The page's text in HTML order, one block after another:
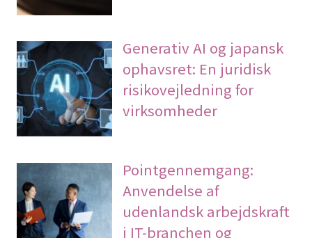
Generativ AI og japansk
ophavsret: En juridisk
risikovejledning for
virksomheder
Pointgennemgang:
Anvendelse af
udenlandsk arbejdskraft
i IT-branchen og